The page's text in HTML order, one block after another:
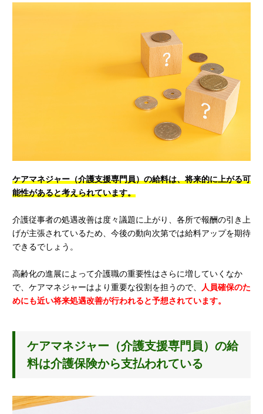
ケアマネジャー（介護支援専門員）の給料は、将来的に上がる可
能性があると考えられています。
介護従事者の処遇改善は度々議題に上がり、各所で報酬の引き上
げが主張されているため、今後の動向次第では給料アップを期待
できるでしょう。
高齢化の進展によって介護職の重要性はさらに増していくなか
で、ケアマネジャーはより重要な役割を担うので、
人員確保のた
めにも近い将来処遇改善が行われると予想されています。
ケアマネジャー（介護支援専門員）の給
料は介護保険から支払われている